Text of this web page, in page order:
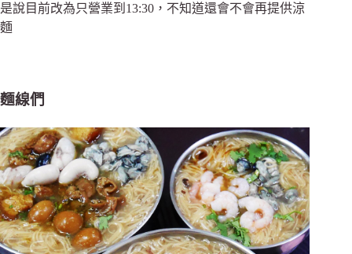
是說目前改為只營業到13:30， 不知道還會不會再提供涼
麵
麵線們